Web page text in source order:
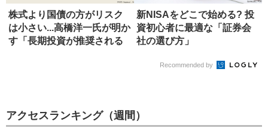
株式より国債の方がリスク
は小さい...高橋洋一氏が明か
す「長期投資が推奨される
新NISAをどこで始める? 投
資初心者に最適な「証券会
社の選び方」
Recommended by
アクセスランキング（週間）